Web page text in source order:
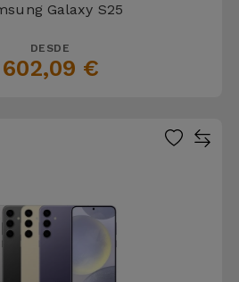
Galaxy S25
DESDE
602,09 €